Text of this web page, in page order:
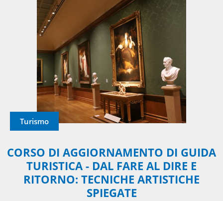
Turismo
CORSO DI AGGIORNAMENTO DI GUIDA
TURISTICA - DAL FARE AL DIRE E
RITORNO: TECNICHE ARTISTICHE
SPIEGATE